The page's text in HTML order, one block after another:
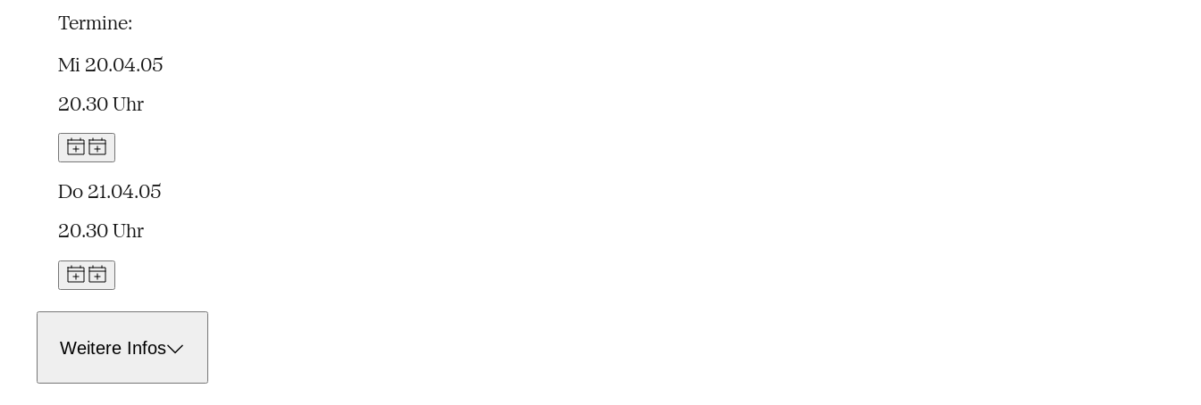
Termine:
Mi 20.04.05
20.30 Uhr
Do 21.04.05
20.30 Uhr
Weitere Infos